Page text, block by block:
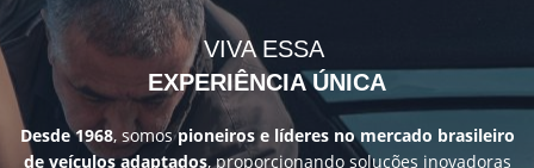
VIVA ESSA
EXPERIÊNCIA ÚNICA
Desde 1968, somospioneiros e líderes no mercado brasileiro
de veículos adaptados, proporcionando soluções inovadoras